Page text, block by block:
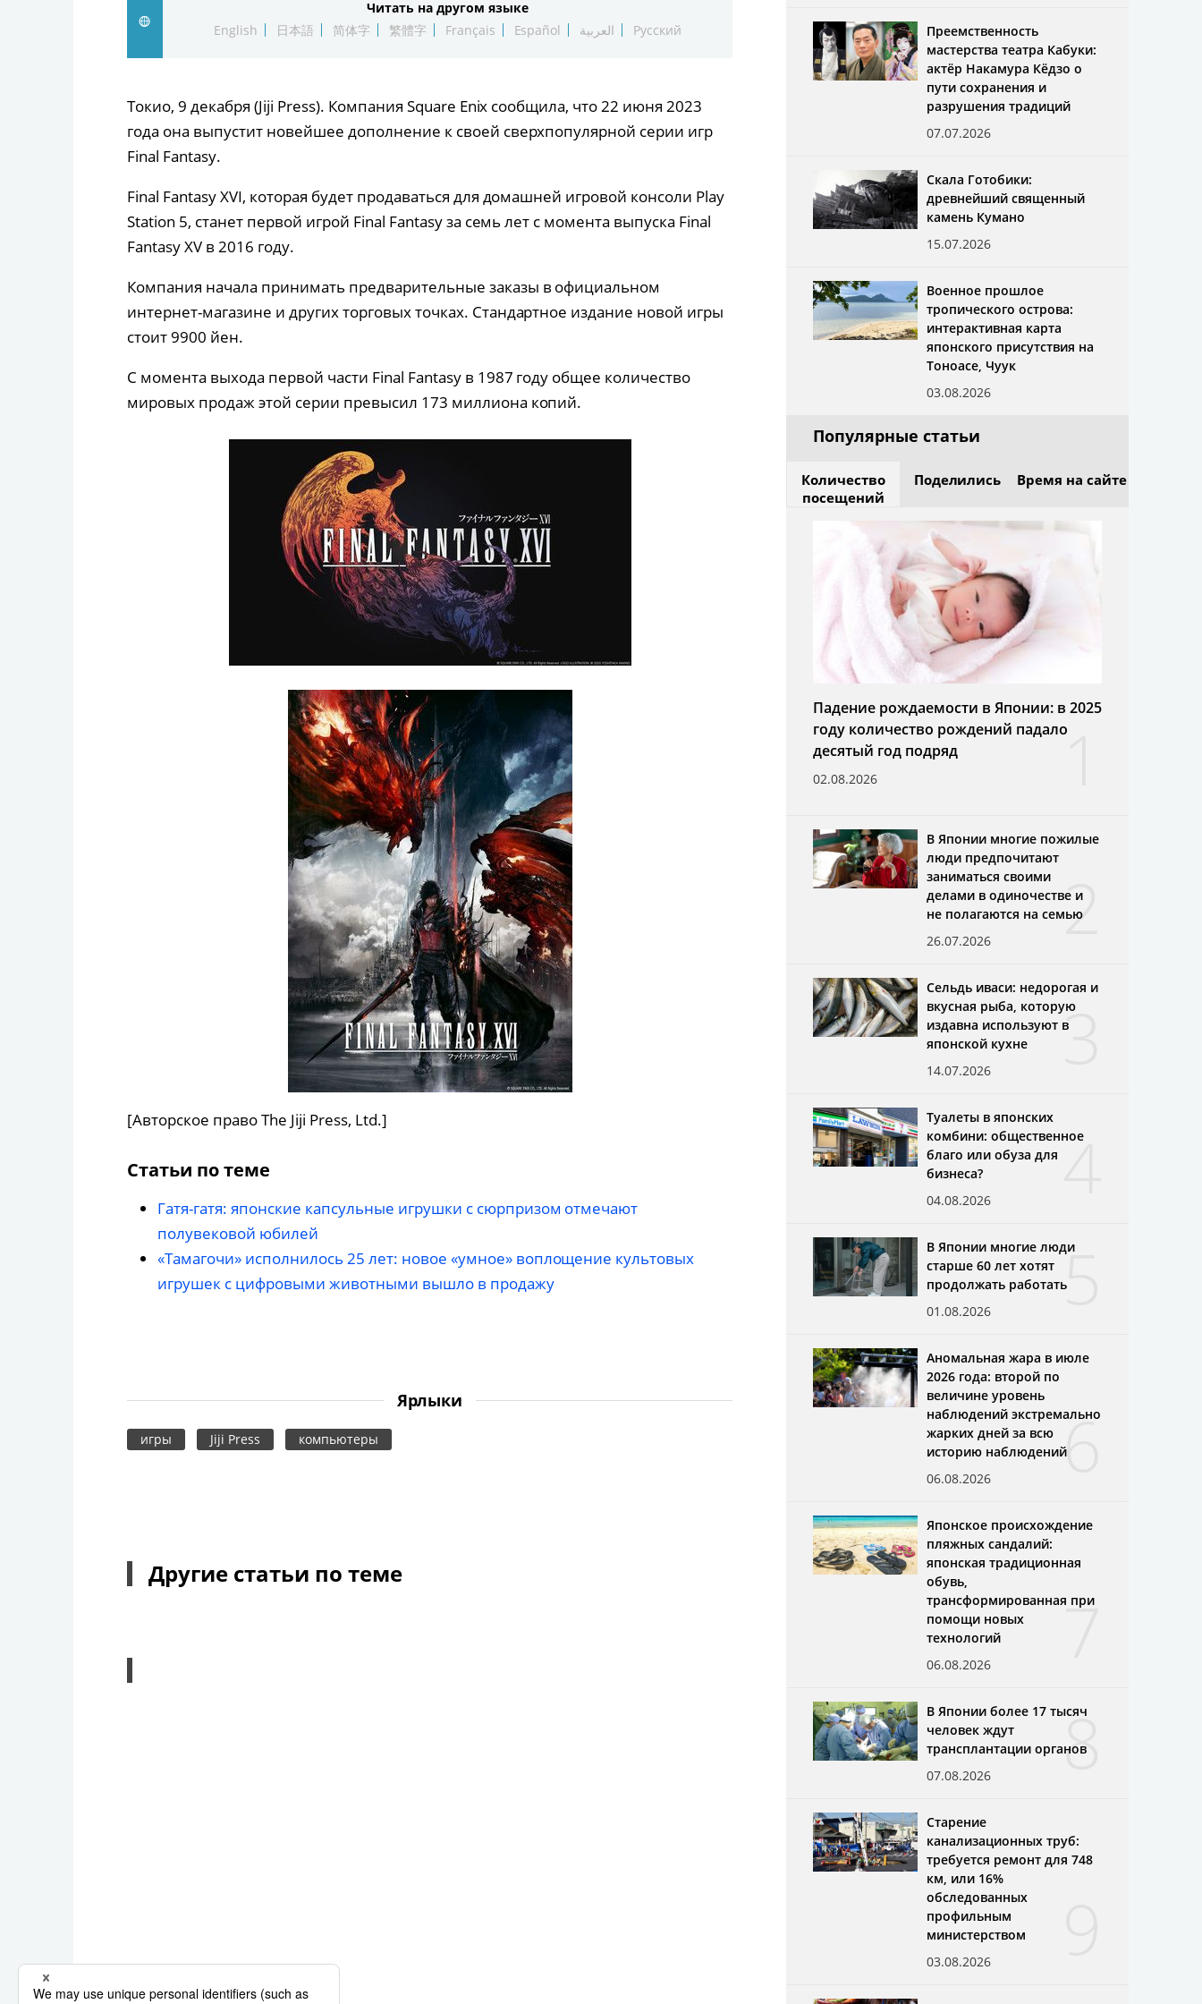
Технологии
От редакции
Читать на другом языке
English
日本語 简体字 繁體字 Français Español العربية Русский
Токио, 9 декабря (Jiji Press). Компания Square Enix сообщила, что 22 июня 2023
года она выпустит новейшее дополнение к своей сверхпопулярной серии игр
Final Fantasy.
Final Fantasy XVI, которая будет продаваться для домашней игровой консоли Play
Station 5, станет первой игрой Final Fantasy за семь лет с момента выпуска Final
Fantasy XV в 2016 году.
Компания начала принимать предварительные заказы в официальном
интернет-магазине и других торговых точках. Стандартное издание новой игры
стоит 9900 йен.
С момента выхода первой части Final Fantasy в 1987 году общее количество
мировых продаж этой серии превысил 173 миллиона копий.
[Авторское право The Jiji Press, Ltd.]
Статьи по теме
Гатя-гатя: японские капсульные игрушки с сюрпризом отмечают
полувековой юбилей
«Тамагочи» исполнилось 25 лет: новое «умное» воплощение культовых
игрушек с цифровыми животными вышло в продажу
Ярлыки
игры Jiji Press компьютеры
Другие статьи по теме
Преемственность
мастерства театра Кабуки:
актёр Накамура Кёдзо о
пути сохранения и
разрушения традиций
07.07.2026
Скала Готобики:
древнейший священный
камень Кумано
15.07.2026
Военное прошлое
тропического острова:
интерактивная карта
японского присутствия на
Тоноасе, Чуук
03.08.2026
Популярные статьи
Количество
посещений
Поделились Время на сайте
1
Падение рождаемости в Японии: в 2025
году количество рождений падало
десятый год подряд
02.08.2026
2
В Японии многие пожилые
люди предпочитают
заниматься своими
делами в одиночестве и
не полагаются на семью
26.07.2026
3
Сельдь иваси: недорогая и
вкусная рыба, которую
издавна используют в
японской кухне
14.07.2026
4
Туалеты в японских
комбини: общественное
благо или обуза для
бизнеса?
04.08.2026
5
В Японии многие люди
старше 60 лет хотят
продолжать работать
01.08.2026
6
Аномальная жара в июле
2026 года: второй по
величине уровень
наблюдений экстремально
жарких дней за всю
историю наблюдений
06.08.2026
7
Японское происхождение
пляжных сандалий:
японская традиционная
обувь,
трансформированная при
помощи новых
технологий
06.08.2026
8
В Японии более 17 тысяч
человек ждут
трансплантации органов
07.08.2026
Старение
канализационных труб:
требуется ремонт для 748
км, или 16%
обследованных
профильным
министерством
03.08.2026